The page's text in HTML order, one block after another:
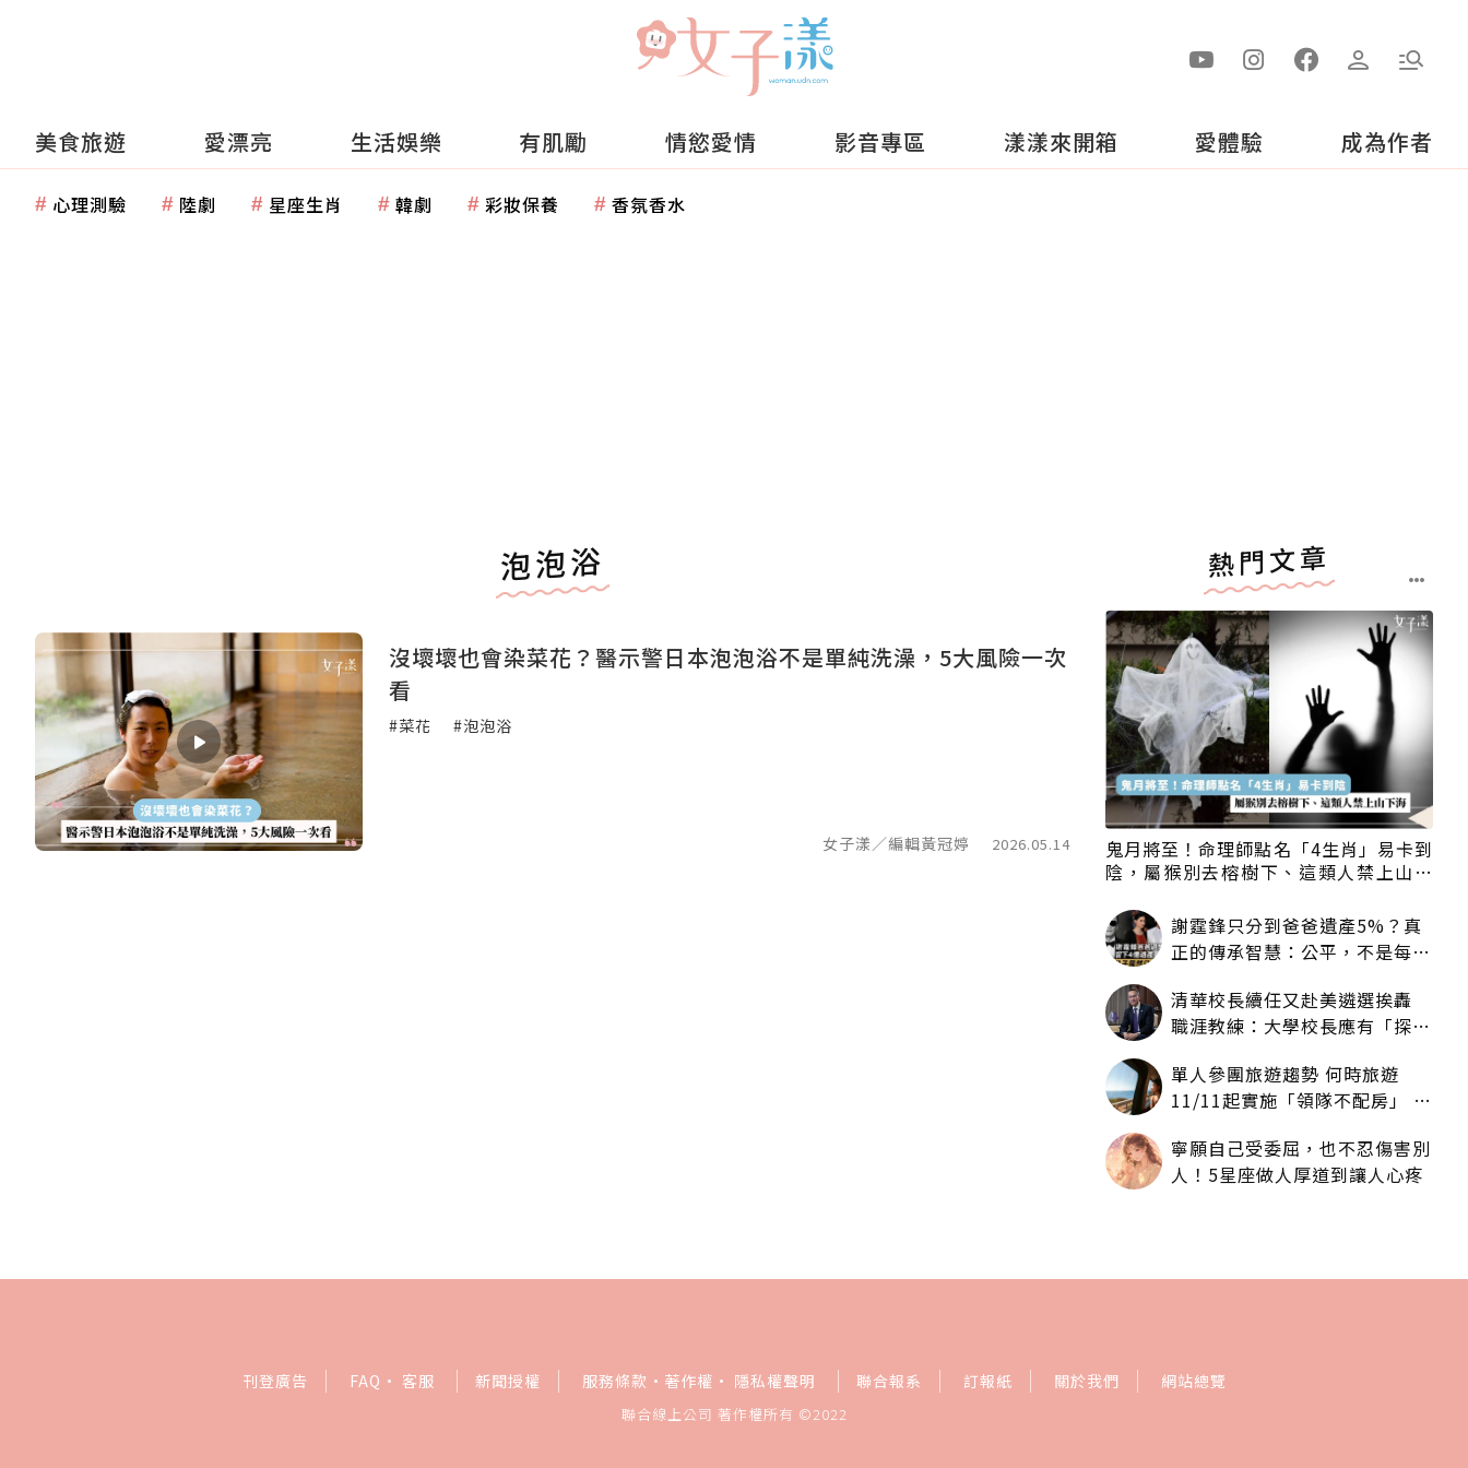
美食旅遊 愛漂亮 生活娛樂 有肌勵 情慾愛情 影音專區 漾漾來開箱 愛體驗 成為作者
心理測驗 陸劇 星座生肖 韓劇 彩妝保養 香氛香水
泡泡浴
沒壞壞也會染菜花？醫示警日本泡泡浴不是單純洗澡，5大風險一次
看
#菜花 #泡泡浴
女子漾／編輯黃冠婷 2026.05.14
熱門文章
鬼月將至！命理師點名「4生肖」易卡到
陰，屬猴別去榕樹下、這類人禁上山下
謝霆鋒只分到爸爸遺產5%？真
正的傳承智慧：公平，不是每個
清華校長續任又赴美遴選挨轟
職涯教練：大學校長應有「探
單人參團旅遊趨勢 何時旅遊
11/11起實施「領隊不配房」 落
寧願自己受委屈，也不忍傷害別
人！5星座做人厚道到讓人心疼
刊登廣告 FAQ · 客服 新聞授權 服務條款 · 著作權 · 隱私權聲明 聯合報系 訂報紙 關於我們 網站總覽
聯合線上公司 著作權所有 ©2022